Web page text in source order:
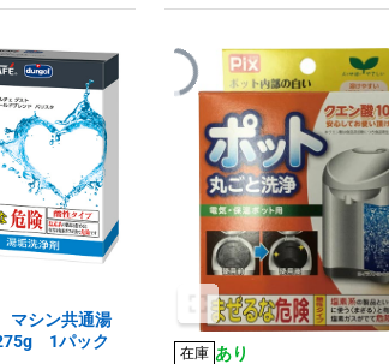
シン共通湯
1パック
在庫 あり